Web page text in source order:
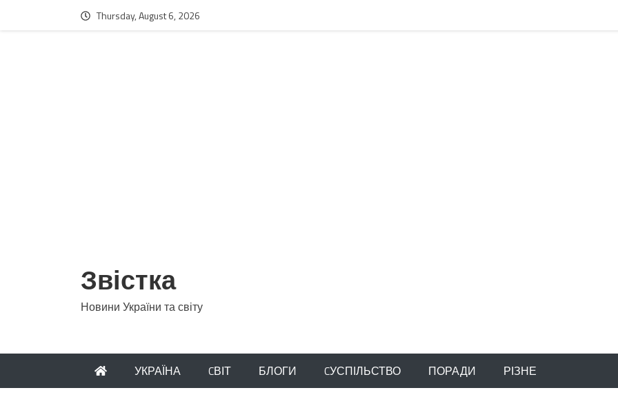
Thursday, August 6, 2026
Звістка
Новини України та світу
УКРАЇНА CВІТ БЛОГИ CУСПІЛЬСТВО ПОРАДИ РІЗНЕ